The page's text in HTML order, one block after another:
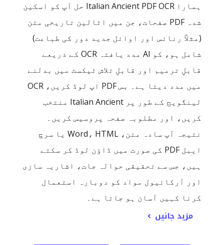
ہمارا Italian Ancient PDF OCR حل آپ کو اسکین
شدہ PDF صفحات، جن میں اٹالین تاریخی متن
(مثلاً رنائس اور اوائل جدید دور کی طباعت)
شامل ہو، کو AI مدد یافتہ OCR کے ذریعے
قابلِ ترمیم اور قابلِ تلاش ٹیکسٹ میں بدلنے
میں مدد دیتا ہے۔ بس PDF اپ لوڈ کریں، OCR
لینگویج کے طور پر Italian Ancient منتخب
کریں، اور مطلوبہ صفحہ پروسیس کریں۔
نتیجہ آپ سادہ متن، Word، HTML یا سرچ
ایبل PDF کی صورت میں ڈاؤن لوڈ کر سکتے
ہیں، جس سے تحقیقی حوالہ جات، اشاریہ سازی
اور آرکائیول مواد کو دوبارہ استعمال
کرنا کہیں آسان ہو جاتا ہے۔
مزید جانیں